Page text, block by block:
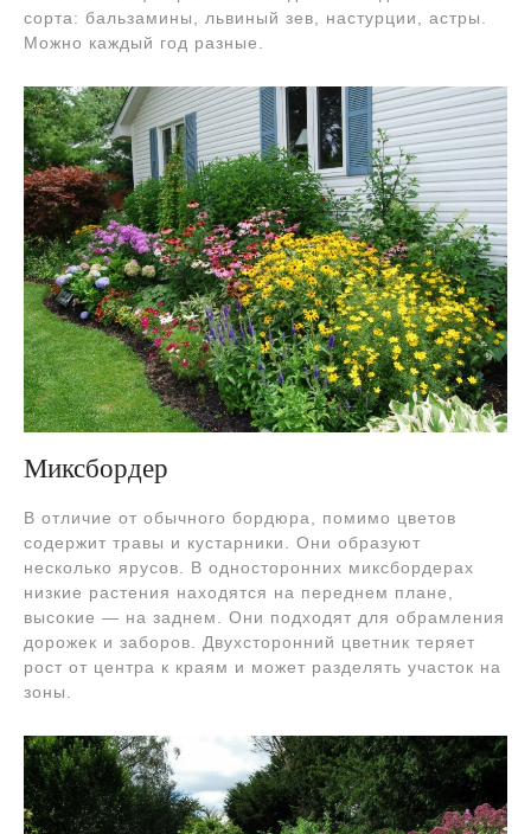
сорта: бальзамины, львиный зев, настурции, астры.
Можно каждый год разные.
Миксбордер
В отличие от обычного бордюра, помимо цветов
содержит травы и кустарники. Они образуют
несколько ярусов. В односторонних миксбордерах
низкие растения находятся на переднем плане,
высокие — на заднем. Они подходят для обрамления
дорожек и заборов. Двухсторонний цветник теряет
рост от центра к краям и может разделять участок на
зоны.